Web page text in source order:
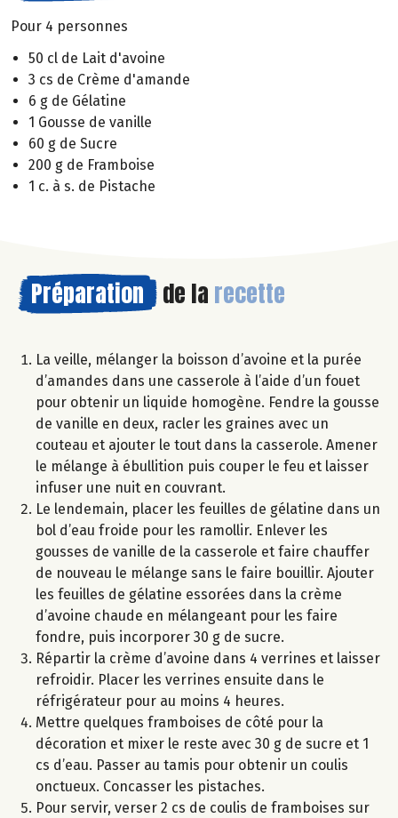
Pour 4 personnes
50 cl de Lait d'avoine
3 cs de Crème d'amande
6 g de Gélatine
1 Gousse de vanille
60 g de Sucre
200 g de Framboise
1 c. à s. de Pistache
Préparation de la recette
La veille, mélanger la boisson d’avoine et la purée
d’amandes dans une casserole à l’aide d’un fouet
pour obtenir un liquide homogène. Fendre la gousse
de vanille en deux, racler les graines avec un
couteau et ajouter le tout dans la casserole. Amener
le mélange à ébullition puis couper le feu et laisser
infuser une nuit en couvrant.
Le lendemain, placer les feuilles de gélatine dans un
bol d’eau froide pour les ramollir. Enlever les
gousses de vanille de la casserole et faire chauffer
de nouveau le mélange sans le faire bouillir. Ajouter
les feuilles de gélatine essorées dans la crème
d’avoine chaude en mélangeant pour les faire
fondre, puis incorporer 30 g de sucre.
Répartir la crème d’avoine dans 4 verrines et laisser
refroidir. Placer les verrines ensuite dans le
réfrigérateur pour au moins 4 heures.
Mettre quelques framboises de côté pour la
décoration et mixer le reste avec 30 g de sucre et 1
cs d’eau. Passer au tamis pour obtenir un coulis
onctueux. Concasser les pistaches.
Pour servir, verser 2 cs de coulis de framboises sur